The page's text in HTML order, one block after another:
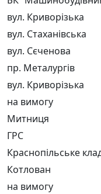
вул. Криворізька
вул. Стаханівська
вул. Сєченова
пр. Металургів
вул. Криворізька
на вимогу
Митниця
ГРС
Краснопільське
Котлован
на вимогу